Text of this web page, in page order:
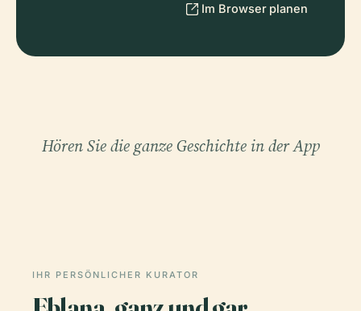
Im Browser planen
Hören Sie die ganze Geschichte in der App
IHR PERSÖNLICHER KURATOR